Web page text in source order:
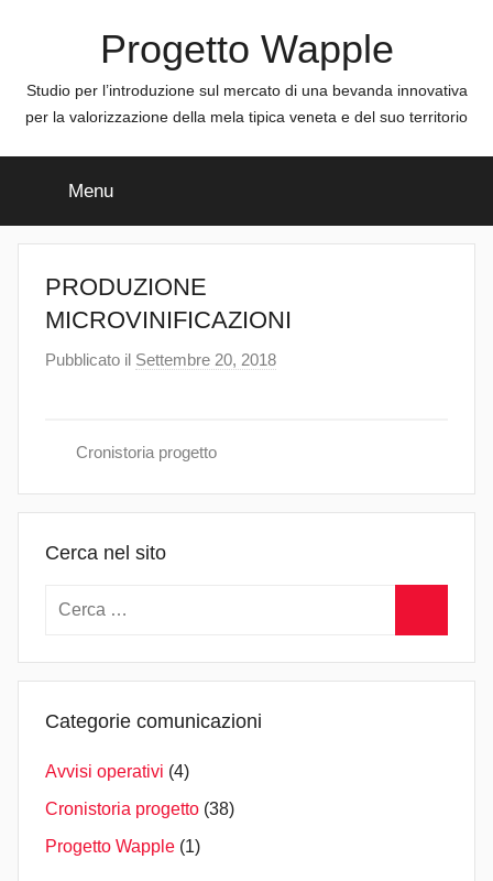
Progetto Wapple
Studio per l’introduzione sul mercato di una bevanda innovativa
per la valorizzazione della mela tipica veneta e del suo territorio
Menu
PRODUZIONE
MICROVINIFICAZIONI
Pubblicato il Settembre 20, 2018
Cronistoria progetto
Cerca nel sito
Ricerca
Categorie comunicazioni
Avvisi operativi (4)
Cronistoria progetto (38)
Progetto Wapple (1)